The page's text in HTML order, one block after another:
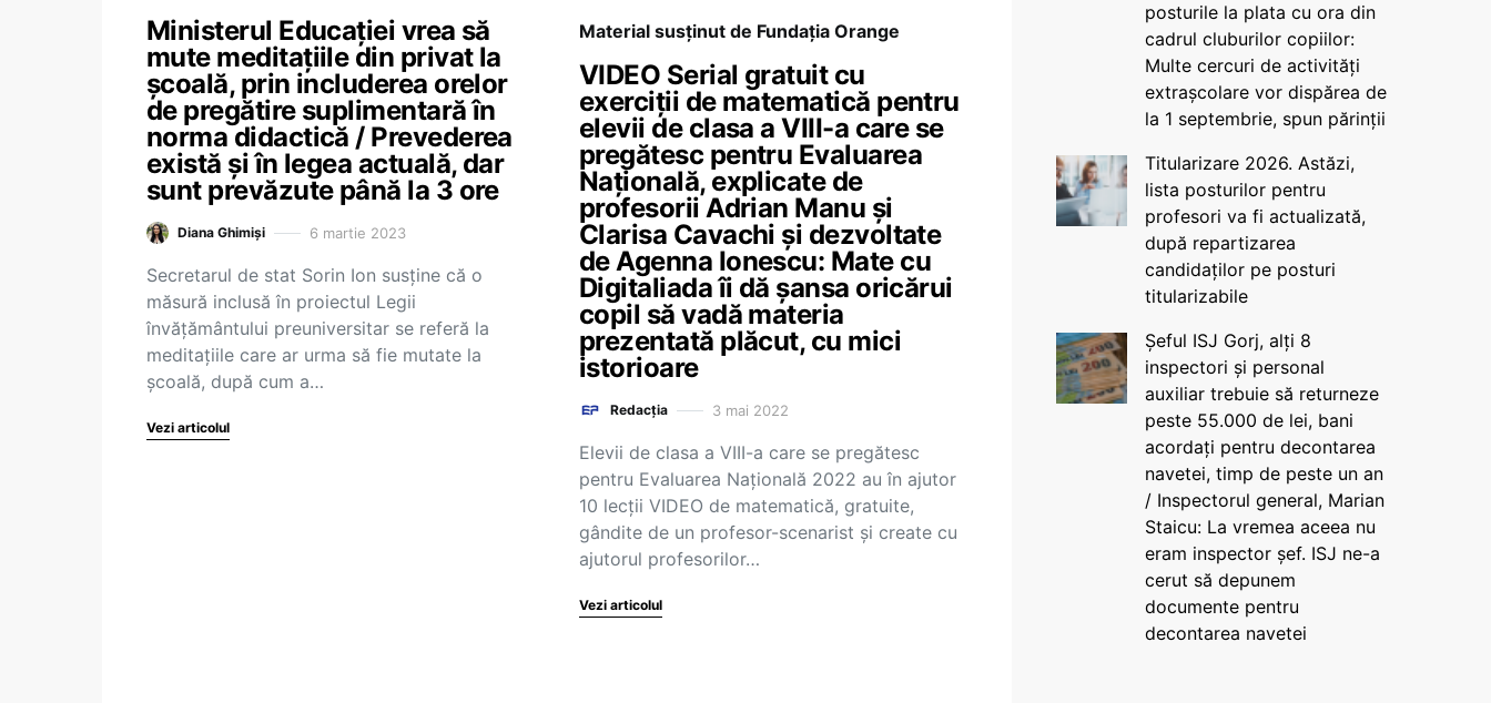
Ministerul Educației vrea să
mute meditațiile din privat la
școală, prin includerea orelor
de pregătire suplimentară în
norma didactică / Prevederea
există și în legea actuală, dar
sunt prevăzute până la 3 ore
Diana Ghimiși 6 martie 2023
Secretarul de stat Sorin Ion susține că o
măsură inclusă în proiectul Legii
învățământului preuniversitar se referă la
meditațiile care ar urma să fie mutate la
școală, după cum a…
Vezi articolul
Material susținut de Fundația Orange
VIDEO Serial gratuit cu
exerciții de matematică pentru
elevii de clasa a VIII-a care se
pregătesc pentru Evaluarea
Națională, explicate de
profesorii Adrian Manu și
Clarisa Cavachi și dezvoltate
de Agenna Ionescu: Mate cu
Digitaliada îi dă șansa oricărui
copil să vadă materia
prezentată plăcut, cu mici
istorioare
Redacția 3 mai 2022
Elevii de clasa a VIII-a care se pregătesc
pentru Evaluarea Națională 2022 au în ajutor
10 lecții VIDEO de matematică, gratuite,
gândite de un profesor-scenarist și create cu
ajutorul profesorilor…
Vezi articolul
posturile la plata cu ora din
cadrul cluburilor copiilor:
Multe cercuri de activități
extrașcolare vor dispărea de
la 1 septembrie, spun părinții
Titularizare 2026. Astăzi,
lista posturilor pentru
profesori va fi actualizată,
după repartizarea
candidaților pe posturi
titularizabile
Șeful ISJ Gorj, alți 8
inspectori și personal
auxiliar trebuie să returneze
peste 55.000 de lei, bani
acordați pentru decontarea
navetei, timp de peste un an
/ Inspectorul general, Marian
Staicu: La vremea aceea nu
eram inspector șef. ISJ ne-a
cerut să depunem
documente pentru
decontarea navetei